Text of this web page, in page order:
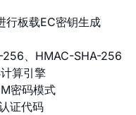
板载EC密钥生成
、HMAC-SHA-256
算引擎
密码模式
证代码